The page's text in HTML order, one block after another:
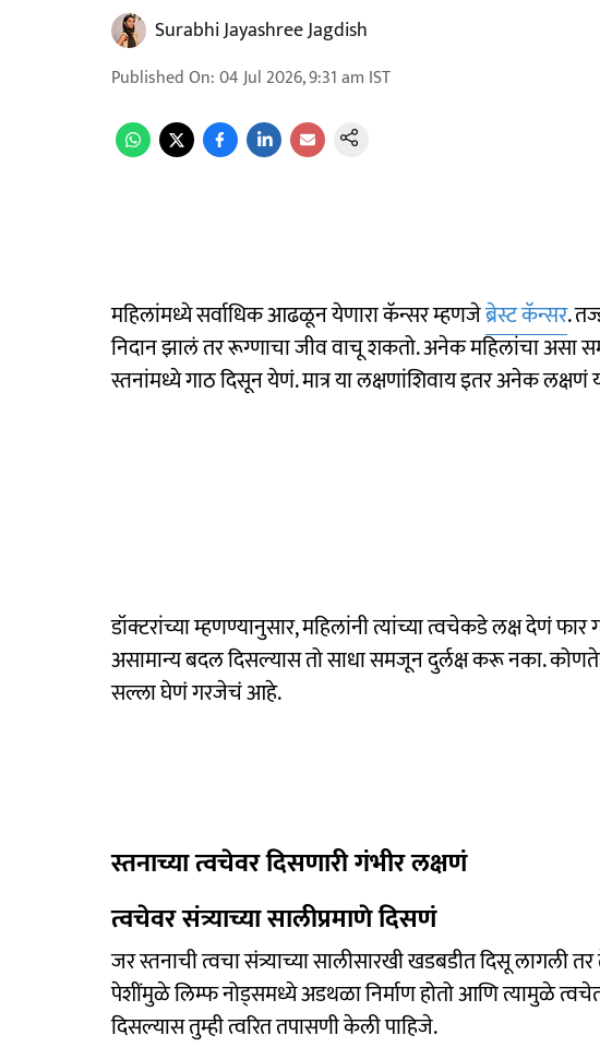
Surabhi Jayashree Jagdish
Published On:04 Jul 2026, 9:31 am IST
महिलांमध्ये सर्वाधिक आढळून येणारा कॅन्सर म्हणजेब्रेस्ट कॅन्सर.
निदान झालं तर रूग्णाचा जीव वाचू शकतो. अनेक महिलांचा असा
स्तनांमध्ये गाठ दिसून येणं. मात्र या लक्षणांशिवाय इतर अनेक लक्षणं
डॉक्टरांच्या म्हणण्यानुसार, महिलांनी त्यांच्या त्वचेकडे लक्ष देणं
असामान्य बदल दिसल्यास तो साधा समजून दुर्लक्ष करू नका.
सल्ला घेणं गरजेचं आहे.
स्तनाच्या त्वचेवर दिसणारी गंभीर लक्षणं
त्वचेवर संत्र्याच्या सालीप्रमाणे दिसणं
जर स्तनाची त्वचा संत्र्याच्या सालीसारखी खडबडीत दिसू लागली
पेशींमुळे लिम्फ नोड्समध्ये अडथळा निर्माण होतो आणि त्यामुळे
दिसल्यास तुम्ही त्वरित तपासणी केली पाहिजे.